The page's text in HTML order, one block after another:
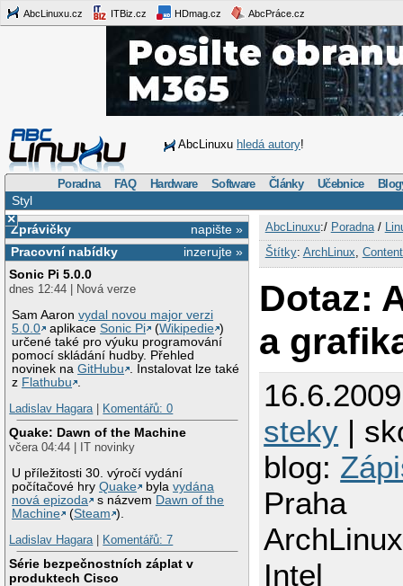
AbcLinuxu.cz ITBiz.cz HDmag.cz AbcPráce.cz
AbcLinuxu hledá autory!
Poradna FAQ Hardware Software Články Učebnice
Styl
×
napište »
Zprávičky
inzerujte »
Pracovní nabídky
Sonic Pi 5.0.0
dnes 12:44 | Nová verze
Sam Aaronvydal novou major verzi
5.0.0
aplikaceSonic Pi (Wikipedie )
určené také pro výuku programování
pomocí skládání hudby. Přehled
novinek naGitHubu
. Instalovat lze také
z Flathubu
Ladislav Hagara| Komentářů: 0
Quake: Dawn of the Machine
včera 04:44 | IT novinky
U příležitosti 30. výročí vydání
počítačové hryQuake bylavydána
nová epizoda
s názvem Dawn of the
Machine
(Steam ).
Ladislav Hagara| Komentářů: 7
Série bezpečnostních záplat v
produktech Cisco
AbcLinuxu:/ Poradna/
Štítky: ArchLinux
Dotaz:
a
steky |
blog:
Praha
Intel